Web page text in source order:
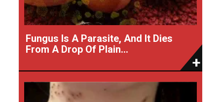
Fungus Is A Parasite, And It Dies
From A Drop Of Plain...